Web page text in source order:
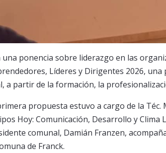
una ponencia sobre liderazgo en las
Líderes y Dirigentes 2026,
a partir de la formación, la
propuesta estuvo a cargo de la
Hoy: Comunicación, Desarrollo y
comunal, Damián Franzen,
de Franck.